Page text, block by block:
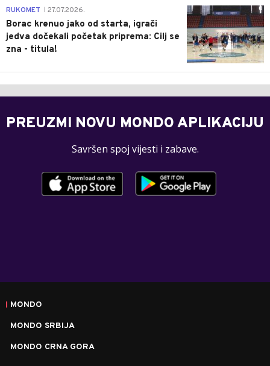
0
RUKOMET 27.07.2026.
Borac krenuo jako od starta, igrači
jedva dočekali početak priprema: Cilj se
zna - titula!
PREUZMI NOVU MONDO APLIKACIJU
Savršen spoj vijesti i zabave.
MONDO
MONDO SRBIJA
MONDO CRNA GORA